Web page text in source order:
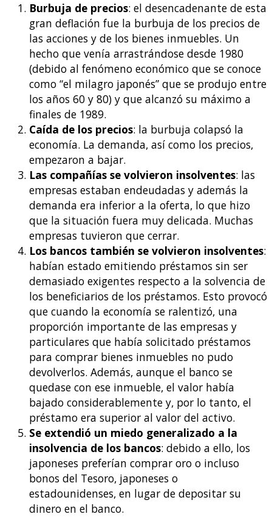
Burbuja de precios: el desencadenante de esta
gran deflación fue la burbuja de los precios de
las acciones y de los bienes inmuebles. Un
hecho que venía arrastrándose desde 1980
(debido al fenómeno económico que se conoce
como “el milagro japonés” que se produjo entre
los años 60 y 80) y que alcanzó su máximo a
finales de 1989.
Caída de los precios: la burbuja colapsó la
economía. La demanda, así como los precios,
empezaron a bajar.
Las compañías se volvieron insolventes: las
empresas estaban endeudadas y además la
demanda era inferior a la oferta, lo que hizo
que la situación fuera muy delicada. Muchas
empresas tuvieron que cerrar.
Los bancos también se volvieron insolventes:
habían estado emitiendo préstamos sin ser
demasiado exigentes respecto a la solvencia de
los beneficiarios de los préstamos. Esto provocó
que cuando la economía se ralentizó, una
proporción importante de las empresas y
particulares que había solicitado préstamos
para comprar bienes inmuebles no pudo
devolverlos. Además, aunque el banco se
quedase con ese inmueble, el valor había
bajado considerablemente y, por lo tanto, el
préstamo era superior al valor del activo.
Se extendió un miedo generalizado a la
insolvencia de los bancos: debido a ello, los
japoneses preferían comprar oro o incluso
bonos del Tesoro, japoneses o
estadounidenses, en lugar de depositar su
dinero en el banco.